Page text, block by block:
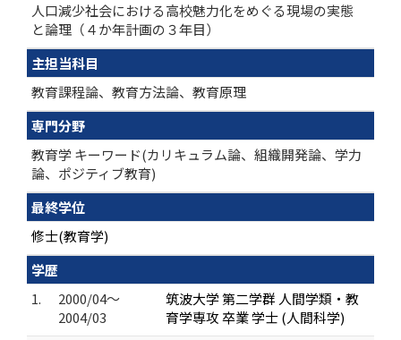
人口減少社会における高校魅力化をめぐる現場の実態
と論理（４か年計画の３年目）
主担当科目
教育課程論、教育方法論、教育原理
専門分野
教育学 キーワード(カリキュラム論、組織開発論、学力
論、ポジティブ教育)
最終学位
修士(教育学)
学歴
1.
2000/04～
2004/03
筑波大学 第二学群 人間学類・教
育学専攻 卒業 学士 (人間科学)